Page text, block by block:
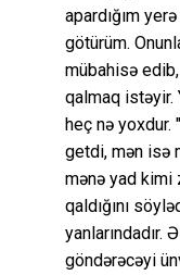
apardığım
götürüm.
mübahisə
qalmaq istəyir.
heç nə yoxdur.
getdi, mən isə
mənə yad kimi
qaldığını
yanlarındadır.
göndərəcəyi